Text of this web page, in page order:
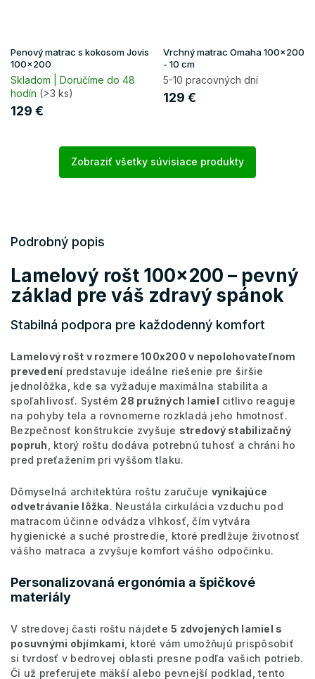
Penový matrac s kokosom Jovis
100x200
Skladom | Doručíme do 48
hodín (>3 ks)
129 €
Vrchný matrac Omaha 100x200
- 10 cm
5-10 pracovných dní
129 €
Zobraziť všetky súvisiace produkty
Podrobný popis
Lamelový rošt 100x200 – pevný
základ pre váš zdravý spánok
Stabilná podpora pre každodenný komfort
Lamelový rošt v rozmere 100x200 v nepolohovateľnom
prevedení predstavuje ideálne riešenie pre širšie
jednolôžka, kde sa vyžaduje maximálna stabilita a
spoľahlivosť. Systém 28 pružných lamiel citlivo reaguje
na pohyby tela a rovnomerne rozkladá jeho hmotnosť.
Bezpečnosť konštrukcie zvyšuje stredový stabilizačný
popruh , ktorý roštu dodáva potrebnú tuhosť a chráni ho
pred preťažením pri vyššom tlaku.
Dômyselná architektúra roštu zaručuje vynikajúce
odvetrávanie lôžka. Neustála cirkulácia vzduchu pod
matracom účinne odvádza vlhkosť, čím vytvára
hygienické a suché prostredie, ktoré predlžuje životnosť
vášho matraca a zvyšuje komfort vášho odpočinku.
Personalizovaná ergonómia a špičkové
materiály
V stredovej časti roštu nájdete 5 zdvojených lamiel s
posuvnými objímkami , ktoré vám umožňujú prispôsobiť
si tvrdosť v bedrovej oblasti presne podľa vašich potrieb.
Či už preferujete mäkší alebo pevnejší podklad, tento